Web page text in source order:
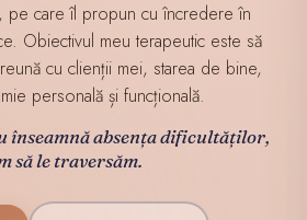
pe care îl propun cu încredere în
Obiectivul meu terapeutic este să
cu clienții mei, starea de bine,
personală și funcțională.
înseamnă absența dificultăților,
să le traversăm.